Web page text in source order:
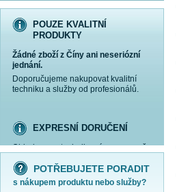
POUZE KVALITNÍ
PRODUKTY
Žádné zboží z Číny ani neseriózní
jednání.
Doporučujeme nakupovat kvalitní
techniku a služby od profesionálů.
více informací »
EXPRESNÍ DORUČENÍ
Objednanou techniku vám expresně
Praha - DNES
ČR - ZÍTRA DO 17 HODIN
více informací »
více informací »
více informací »
POTŘEBUJETE PORADIT
s nákupem produktu nebo služby?